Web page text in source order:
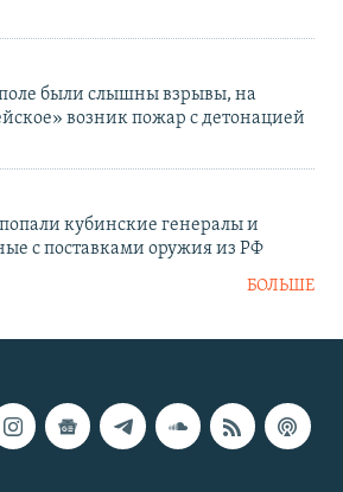
были слышны взрывы, на
возник пожар с детонацией
кубинские генералы и
с поставками оружия из РФ
БОЛЬШЕ